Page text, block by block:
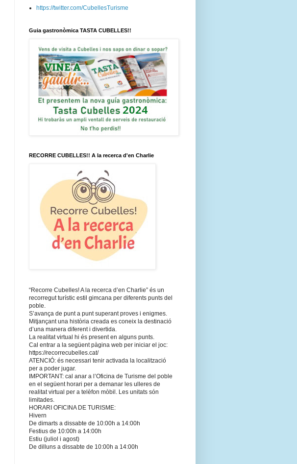
https://twitter.com/CubellesTurisme
Guia gastronòmica TASTA CUBELLES!!
RECORRE CUBELLES!! A la recerca d'en Charlie
“Recorre Cubelles! A la recerca d’en Charlie” és un
recorregut turístic estil gimcana per diferents punts del
poble.
S’avança de punt a punt superant proves i enigmes.
Mitjançant una història creada es coneix la destinació
d’una manera diferent i divertida.
La realitat virtual hi és present en alguns punts.
Cal entrar a la següent pàgina web per iniciar el joc:
https://recorrecubelles.cat/
ATENCIÓ: és necessari tenir activada la localització
per a poder jugar.
IMPORTANT: cal anar a l’Oficina de Turisme del poble
en el següent horari per a demanar les ulleres de
realitat virtual per a telèfon mòbil. Les unitats són
limitades.
HORARI OFICINA DE TURISME:
Hivern
De dimarts a dissabte de 10:00h a 14:00h
Festius de 10:00h a 14:00h
Estiu (juliol i agost)
De dilluns a dissabte de 10:00h a 14:00h